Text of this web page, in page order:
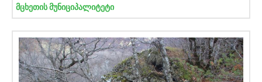
მცხეთის მუნიციპალიტეტი